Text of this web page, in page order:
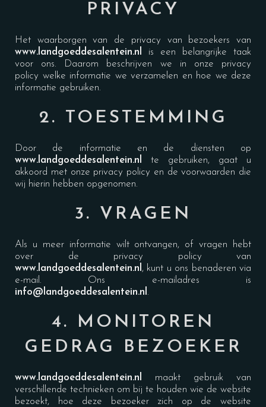
PRIVACY
Het waarborgen van de privacy van bezoekers van
www.landgoeddesalentein.n
is een belangrijke taak
voor ons. Daarom beschrijven we in onze privacy
policy welke informatie we verzamelen en hoe we deze
informatie gebruiken.
2. TOESTEMMING
Door de informatie en de diensten op
www.landgoeddesalentein.n
te gebruiken, gaat u
akkoord met onze privacy policy en de voorwaarden die
wij hierin hebben opgenomen.
3. VRAGEN
Als u meer informatie wilt ontvangen, of vragen hebt
over de privacy policy van
www.landgoeddesalentein.n , kunt u ons benaderen via
e-mail. Ons e-mailadres is
info@landgoeddesalentein.n .
4. MONITOREN
GEDRAG BEZOEKER
www.landgoeddesalentein.n
maakt gebruik van
verschillende technieken om bij te houden wie de website
bezoekt, hoe deze bezoeker zich op de website